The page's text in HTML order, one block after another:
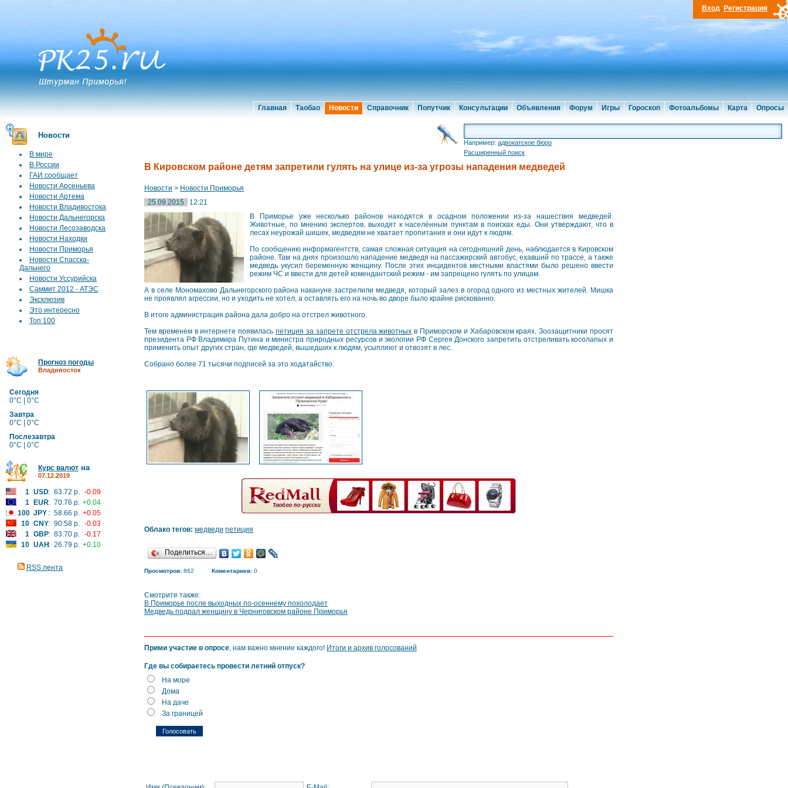
Главная Таобао Новости Справочник Попутчик Консультации Объявления Форум Игры Гороскоп Фотоальбомы Карта Опросы
Вход Регистрация
Новости
В мире
В России
ГАИ сообщает
Новости Арсеньева
Новости Артема
Новости Владивостока
Новости Дальнегорска
Новости Лесозаводска
Новости Находки
Новости Приморья
Новости Спасска-
Дальнего
Новости Уссурийска
Саммит 2012 - АТЭС
Эксклюзив
Это интересно
Топ 100
Прогноз погоды
Владивосток
Сегодня
0°C | 0°C
Завтра
0°C | 0°C
Послезавтра
0°C | 0°C
Курс валют на
07.12.2019
1 USD: 63.72 р. -0.09
1
EUR: 70.76 р. +0.04
100 JPY : 58.66 р. +0.05
10 CNY: 90.58 р. -0.03
1 GBP: 83.70 р. -0.17
10 UAH: 26.79 р. +0.10
RSS лента
Например: адвокатское бюро
Расширенный поиск
В Кировском районе детям запретили гулять на улице из-за угрозы нападения медведей
Новости > Новости Приморья
25.09.2015
12:21
В Приморье уже несколько районов находятся в осадном положении из-за нашествия медведей.
Животные, по мнению экспертов, выходят к населённым пунктам в поисках еды. Они утверждают, что в
лесах неурожай шишек, медведям не хватает пропитания и они идут к людям.
По сообщению информагентств, самая сложная ситуация на сегодняшний день, наблюдается в Кировском
районе. Там на днях произошло нападение медведя на пассажирский автобус, ехавший по трассе, а также
медведь укусил беременную женщину. После этих инцидентов местными властями было решено ввести
режим ЧС и ввести для детей комендантский режим - им запрещено гулять по улицам.
А в селе Мономахово Дальнегорского района накануне застрелили медведя, который залез в огород одного из местных жителей. Мишка
не проявлял агрессии, но и уходить не хотел, а оставлять его на ночь во дворе было крайне рискованно.
В итоге администрация района дала добро на отстрел животного.
Тем временем в интернете появиласьпетиция за запрете отстрела животных в Приморском и Хабаровском краях. Зоозащитники просят
президента РФ Владимира Путина и министра природных ресурсов и экологии РФ Сергея Донского запретить отстреливать косолапых и
применить опыт других стран, где медведей, вышедших к людям, усыпляют и отвозят в лес.
Собрано более 71 тысячи подписей за это ходатайство.
Облако тегов: медведи петиция
Поделиться…
Просмотров: 862 Коментариев: 0
Смотрите также:
В Приморье после выходных по-осеннему похолодает
Медведь подрал женщину в Черниговском районе Приморья
Прими участие в опросе, нам важно мнение каждого! Итоги и архив голосований
Где вы собираетесь провести летний отпуск?
На море
Дома
На даче
За границей